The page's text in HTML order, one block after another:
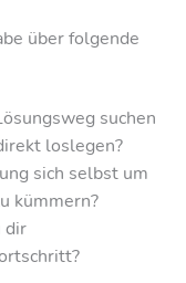
über folgende
suchen
loslegen?
sich selbst um
kümmern?
dir